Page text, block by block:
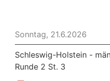
Sonntag, 21.6.2026
Schleswig-Holstein -
Runde 2 St. 3